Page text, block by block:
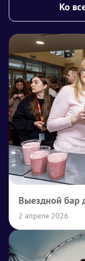
Ко
Выездной бар
2 апреля 2026